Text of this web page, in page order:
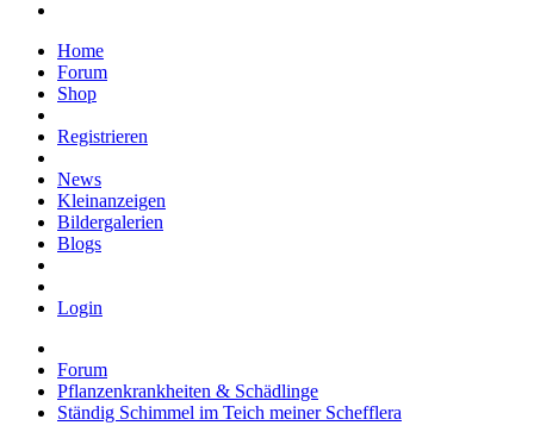
Home
Forum
Shop
Registrieren
News
Kleinanzeigen
Bildergalerien
Blogs
Login
Forum
Pflanzenkrankheiten & Schädlinge
Ständig Schimmel im Teich meiner Schefflera